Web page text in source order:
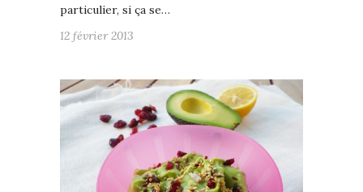
particulier, si ça se…
12 février 2013